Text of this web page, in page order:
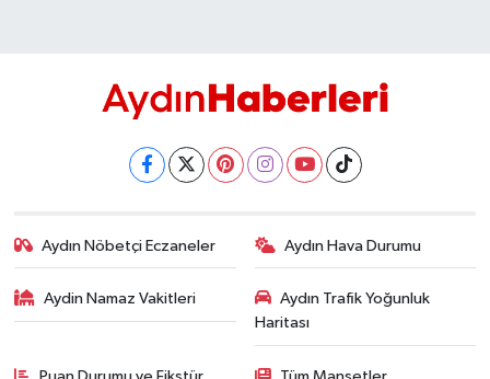
Aydın Nöbetçi Eczaneler Aydın Hava Durumu
Aydin Namaz Vakitleri
Aydın Trafik Yoğunluk
Haritası
Puan Durumu ve Fikstür Tüm Manşetler
DENİZLİ